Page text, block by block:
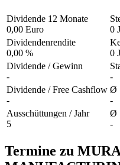
Dividende 12 Monate
0,00 Euro
0
Dividendenrendite
0,00 %
0
Dividende / Gewinn
-
-
Dividende / Free Cashflow
-
Ø
-
Ausschüttungen / Jahr
5
Ø
-
Termine zu